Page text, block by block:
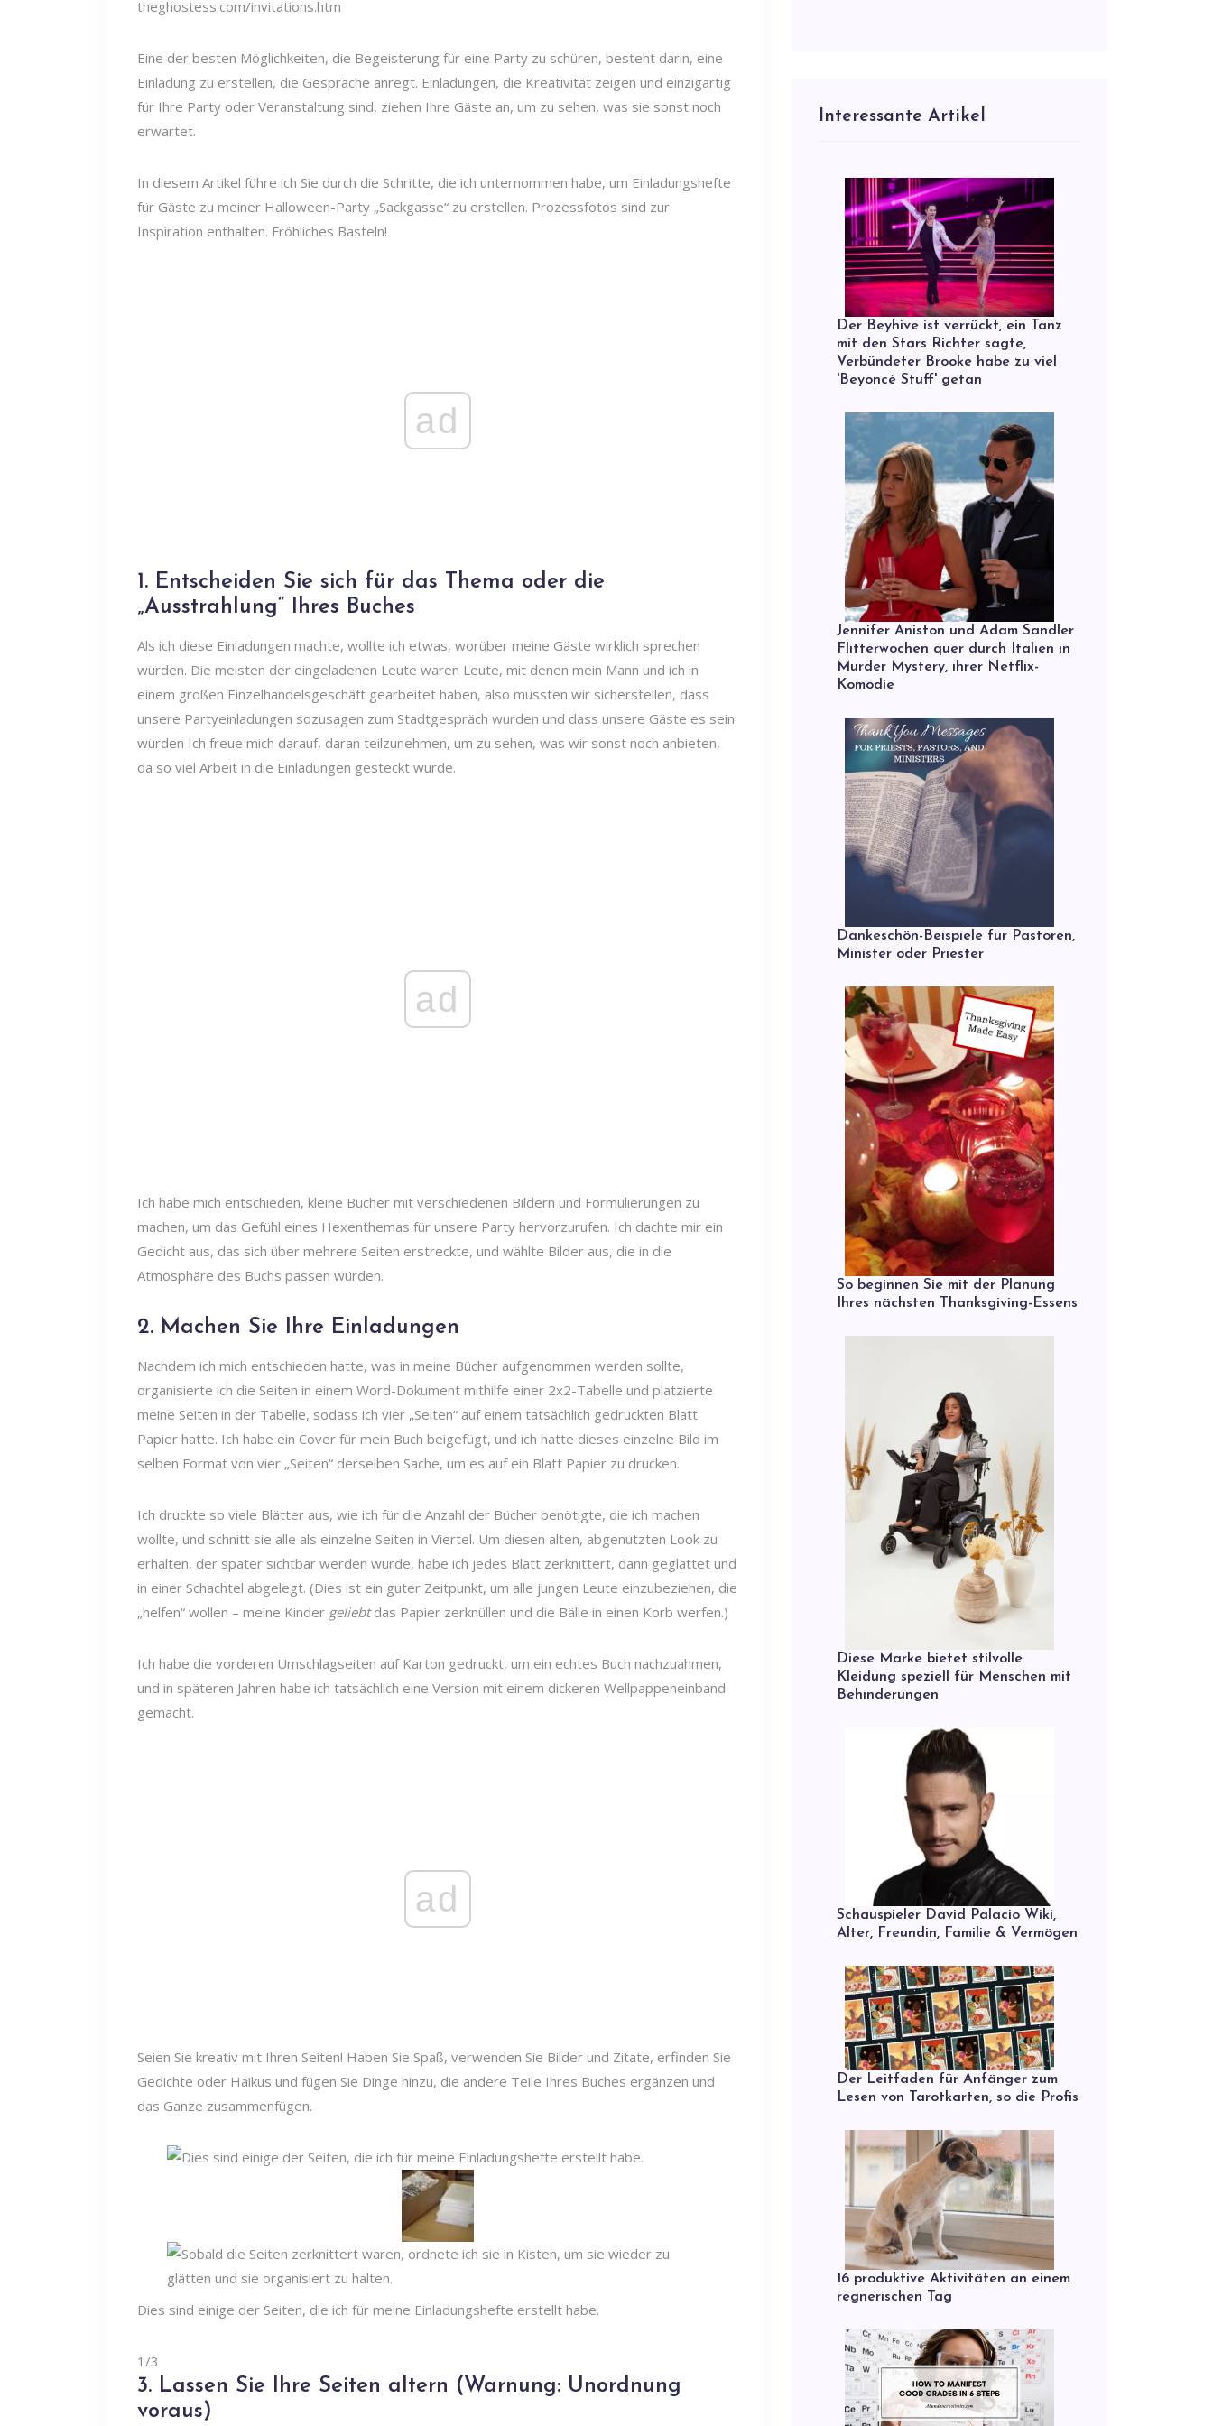
theghostess.com/invitations.htm
Eine der besten Möglichkeiten, die Begeisterung für eine Party zu schüren, besteht darin, eine
Einladung zu erstellen, die Gespräche anregt. Einladungen, die Kreativität zeigen und einzigartig
für Ihre Party oder Veranstaltung sind, ziehen Ihre Gäste an, um zu sehen, was sie sonst noch
erwartet.
In diesem Artikel führe ich Sie durch die Schritte, die ich unternommen habe, um Einladungshefte
für Gäste zu meiner Halloween-Party „Sackgasse“ zu erstellen. Prozessfotos sind zur
Inspiration enthalten. Fröhliches Basteln!
ad
1. Entscheiden Sie sich für das Thema oder die
„Ausstrahlung“ Ihres Buches
Als ich diese Einladungen machte, wollte ich etwas, worüber meine Gäste wirklich sprechen
würden. Die meisten der eingeladenen Leute waren Leute, mit denen mein Mann und ich in
einem großen Einzelhandelsgeschäft gearbeitet haben, also mussten wir sicherstellen, dass
unsere Partyeinladungen sozusagen zum Stadtgespräch wurden und dass unsere Gäste es sein
würden Ich freue mich darauf, daran teilzunehmen, um zu sehen, was wir sonst noch anbieten,
da so viel Arbeit in die Einladungen gesteckt wurde.
ad
Ich habe mich entschieden, kleine Bücher mit verschiedenen Bildern und Formulierungen zu
machen, um das Gefühl eines Hexenthemas für unsere Party hervorzurufen. Ich dachte mir ein
Gedicht aus, das sich über mehrere Seiten erstreckte, und wählte Bilder aus, die in die
Atmosphäre des Buchs passen würden.
2. Machen Sie Ihre Einladungen
Nachdem ich mich entschieden hatte, was in meine Bücher aufgenommen werden sollte,
organisierte ich die Seiten in einem Word-Dokument mithilfe einer 2x2-Tabelle und platzierte
meine Seiten in der Tabelle, sodass ich vier „Seiten“ auf einem tatsächlich gedruckten Blatt
Papier hatte. Ich habe ein Cover für mein Buch beigefügt, und ich hatte dieses einzelne Bild im
selben Format von vier „Seiten“ derselben Sache, um es auf ein Blatt Papier zu drucken.
Ich druckte so viele Blätter aus, wie ich für die Anzahl der Bücher benötigte, die ich machen
wollte, und schnitt sie alle als einzelne Seiten in Viertel. Um diesen alten, abgenutzten Look zu
erhalten, der später sichtbar werden würde, habe ich jedes Blatt zerknittert, dann geglättet und
in einer Schachtel abgelegt. (Dies ist ein guter Zeitpunkt, um alle jungen Leute einzubeziehen, die
„helfen“ wollen – meine Kinder geliebtdas Papier zerknüllen und die Bälle in einen Korb werfen.)
Ich habe die vorderen Umschlagseiten auf Karton gedruckt, um ein echtes Buch nachzuahmen,
und in späteren Jahren habe ich tatsächlich eine Version mit einem dickeren Wellpappeneinband
gemacht.
ad
Seien Sie kreativ mit Ihren Seiten! Haben Sie Spaß, verwenden Sie Bilder und Zitate, erfinden Sie
Gedichte oder Haikus und fügen Sie Dinge hinzu, die andere Teile Ihres Buches ergänzen und
das Ganze zusammenfügen.
Dies sind einige der Seiten, die ich für meine Einladungshefte erstellt habe.
1/3
3. Lassen Sie Ihre Seiten altern (Warnung: Unordnung
voraus)
Interessante Artikel
Der Beyhive ist verrückt, ein Tanz
mit den Stars Richter sagte,
Verbündeter Brooke habe zu viel
'Beyoncé Stuff' getan
Jennifer Aniston und Adam Sandler
Flitterwochen quer durch Italien in
Murder Mystery, ihrer Netflix-
Komödie
Dankeschön-Beispiele für Pastoren,
Minister oder Priester
So beginnen Sie mit der Planung
Ihres nächsten Thanksgiving-Essens
Diese Marke bietet stilvolle
Kleidung speziell für Menschen mit
Behinderungen
Schauspieler David Palacio Wiki,
Alter, Freundin, Familie & Vermögen
Der Leitfaden für Anfänger zum
Lesen von Tarotkarten, so die Profis
16 produktive Aktivitäten an einem
regnerischen Tag